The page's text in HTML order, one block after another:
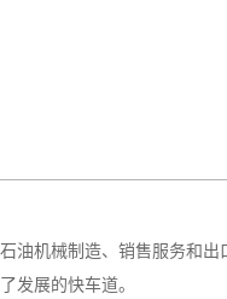
机械制造、销售服务和出
发展的快车道。